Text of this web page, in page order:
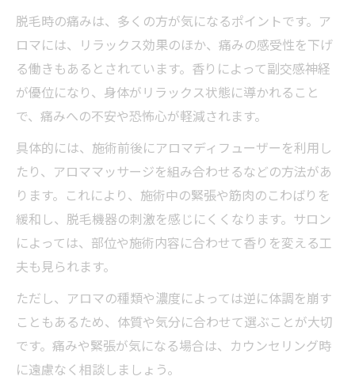
脱毛初心者にも安心なリラックスサロンの
メンズや女性も満足できる脱毛施術の工夫
アロマと脱毛の魅力的な組み合わせ解説
アロマセラピーと脱毛施術の融合が生む魅
力
脱毛効果を高めるアロマオイルの活用術
メンズプライベートサロンで人気の脱毛×
アロマ
香りと脱毛施術の相乗効果を実感するポイ
ント
リラクゼーション脱毛の新しい選択肢とし
て
脱毛時の痛みは、多くの方が気になるポイントです。ア
ロマには、リラックス効果のほか、痛みの感受性を下げ
る働きもあるとされています。香りによって副交感神経
が優位になり、身体がリラックス状態に導かれること
で、痛みへの不安や恐怖心が軽減されます。
具体的には、施術前後にアロマディフューザーを利用し
たり、アロママッサージを組み合わせるなどの方法があ
ります。これにより、施術中の緊張や筋肉のこわばりを
緩和し、脱毛機器の刺激を感じにくくなります。サロン
によっては、部位や施術内容に合わせて香りを変える工
夫も見られます。
ただし、アロマの種類や濃度によっては逆に体調を崩す
こともあるため、体質や気分に合わせて選ぶことが大切
です。痛みや緊張が気になる場合は、カウンセリング時
に遠慮なく相談しましょう。